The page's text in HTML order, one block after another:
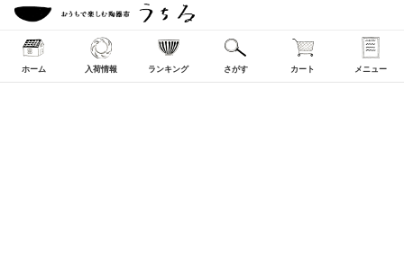
ホーム 入荷情報 ランキング さがす カート メニュー